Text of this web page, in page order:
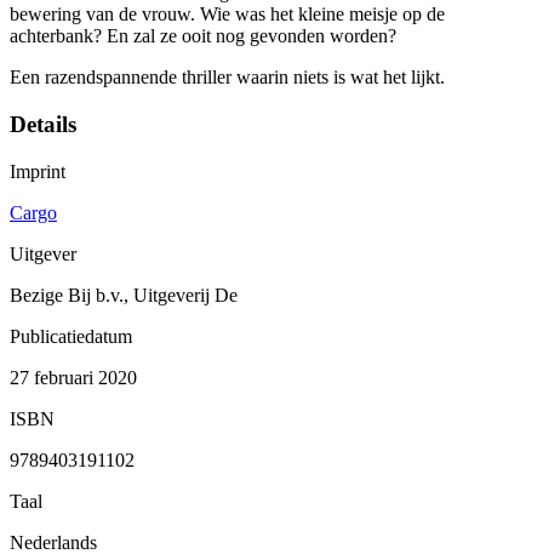
bewering van de vrouw. Wie was het kleine meisje op de
achterbank? En zal ze ooit nog gevonden worden?
Een razendspannende thriller waarin niets is wat het lijkt.
Details
Imprint
Cargo
Uitgever
Bezige Bij b.v., Uitgeverij De
Publicatiedatum
27 februari 2020
ISBN
9789403191102
Taal
Nederlands